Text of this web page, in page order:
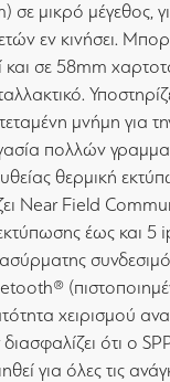
σε μικρό μέγεθος,
εν κινήσει.
σε 58mm
μνήμη για
πολλών
θερμική
Near Field
έως και 5
χειρισμού
ότι ο
για όλες τις